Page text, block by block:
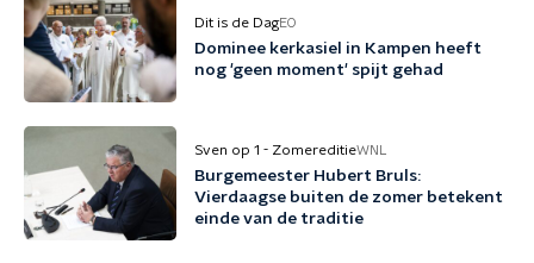
Dit is de DagEO
Dominee kerkasiel in Kampen heeft
nog 'geen moment' spijt gehad
Sven op 1 - ZomereditieWNL
Burgemeester Hubert Bruls:
Vierdaagse buiten de zomer betekent
einde van de traditie